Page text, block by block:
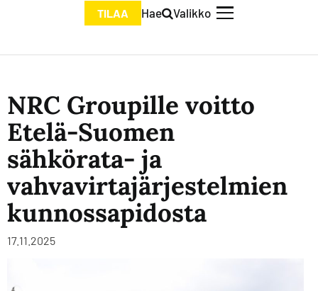
TILAA Hae Valikko
NRC Groupille voitto
Etelä-Suomen
sähkörata- ja
vahvavirtajärjestelmien
kunnossapidosta
17.11.2025